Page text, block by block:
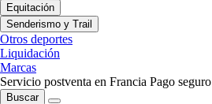
Equitación
Senderismo y Trail
Otros deportes
Liquidación
Marcas
Servicio postventa en Francia Pago seguro
Buscar